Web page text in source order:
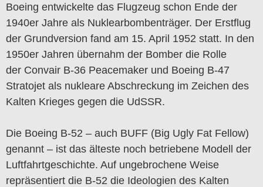
Boeing entwickelte das Flugzeug schon Ende der
1940er Jahre als Nuklearbombenträger. Der Erstflug
der Grundversion fand am 15. April 1952 statt. In den
1950er Jahren übernahm der Bomber die Rolle
der Convair B-36 Peacemaker und Boeing B-47
Stratojet als nukleare Abschreckung im Zeichen des
Kalten Krieges gegen die UdSSR.
Die Boeing B-52 – auch BUFF (Big Ugly Fat Fellow)
genannt – ist das älteste noch betriebene Modell der
Luftfahrtgeschichte. Auf ungebrochene Weise
repräsentiert die B-52 die Ideologien des Kalten